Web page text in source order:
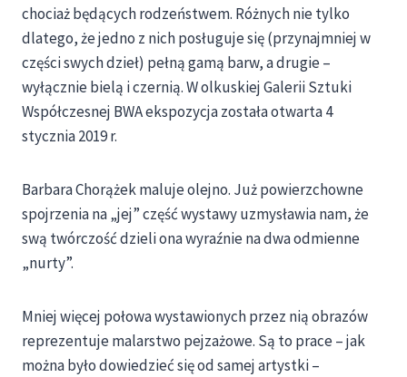
chociaż będących rodzeństwem. Różnych nie tylko
dlatego, że jedno z nich posługuje się (przynajmniej w
części swych dzieł) pełną gamą barw, a drugie –
wyłącznie bielą i czernią. W olkuskiej Galerii Sztuki
Współczesnej BWA ekspozycja została otwarta 4
stycznia 2019 r.
Barbara Chorążek maluje olejno. Już powierzchowne
spojrzenia na „jej” część wystawy uzmysławia nam, że
swą twórczość dzieli ona wyraźnie na dwa odmienne
„nurty”.
Mniej więcej połowa wystawionych przez nią obrazów
reprezentuje malarstwo pejzażowe. Są to prace – jak
można było dowiedzieć się od samej artystki –